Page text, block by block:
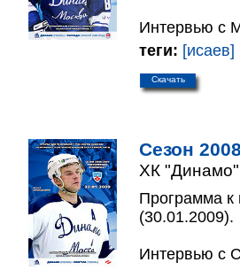
Интервью с
теги: [исаев]
Скачать
Сезон
ХК
Программа к
(30.01.2009).
Интервью с